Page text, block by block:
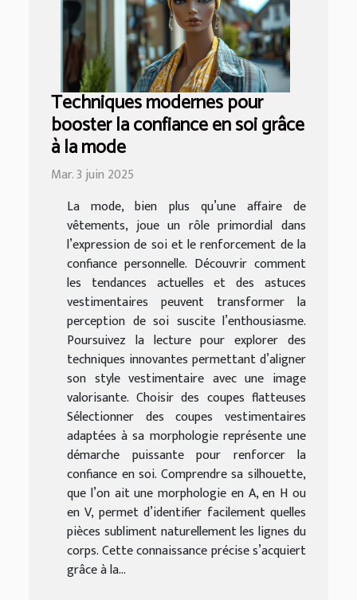
Techniques modernes pour
booster la confiance en soi grâce
à la mode
Mar. 3 juin 2025
La mode, bien plus qu’une affaire de
vêtements, joue un rôle primordial dans
l’expression de soi et le renforcement de la
confiance personnelle. Découvrir comment
les tendances actuelles et des astuces
vestimentaires peuvent transformer la
perception de soi suscite l’enthousiasme.
Poursuivez la lecture pour explorer des
techniques innovantes permettant d’aligner
son style vestimentaire avec une image
valorisante. Choisir des coupes flatteuses
Sélectionner des coupes vestimentaires
adaptées à sa morphologie représente une
démarche puissante pour renforcer la
confiance en soi. Comprendre sa silhouette,
que l’on ait une morphologie en A, en H ou
en V, permet d’identifier facilement quelles
pièces subliment naturellement les lignes du
corps. Cette connaissance précise s’acquiert
grâce à la...